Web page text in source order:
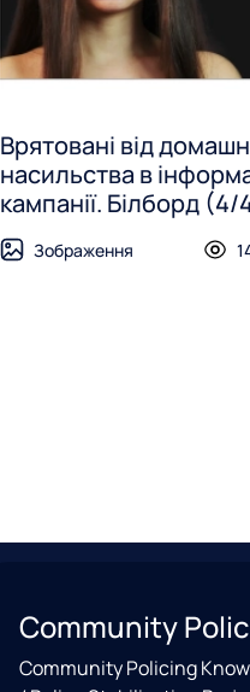
Врятовані від
насильства в
кампанії. Білборд (4/
Зображення
Community
Community Policing